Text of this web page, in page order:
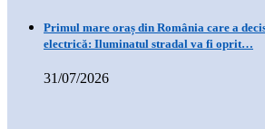
Primul mare oraș din România care a
electrică: Iluminatul stradal va fi oprit…
31/07/2026